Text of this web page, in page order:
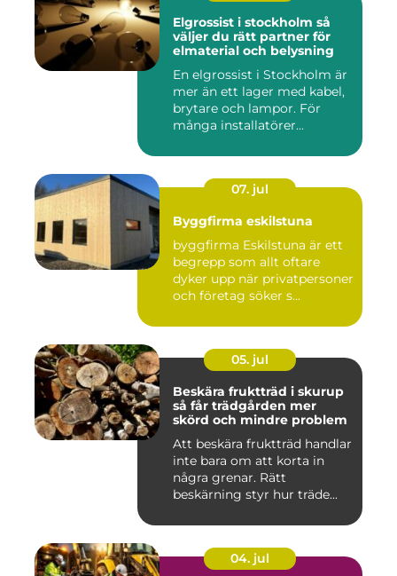
Elgrossist i stockholm så
väljer du rätt partner för
elmaterial och belysning
En elgrossist i Stockholm är
mer än ett lager med kabel,
brytare och lampor. För
många installatörer...
07. jul
Byggfirma eskilstuna
byggfirma Eskilstuna är ett
begrepp som allt oftare
dyker upp när privatpersoner
och företag söker s...
05. jul
Beskära fruktträd i skurup
så får trädgården mer
skörd och mindre problem
Att beskära fruktträd handlar
inte bara om att korta in
några grenar. Rätt
beskärning styr hur träde...
04. jul